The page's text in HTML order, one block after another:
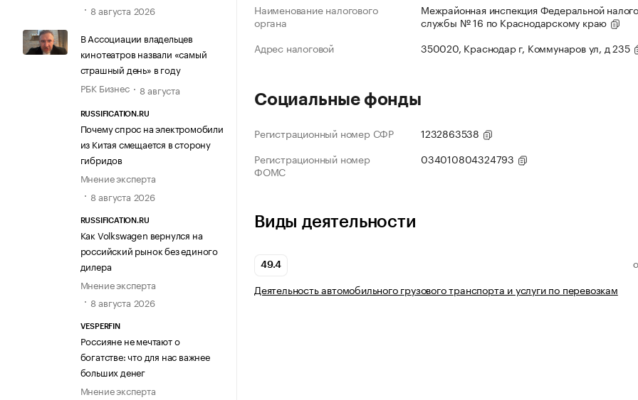
8 августа 2026
В Ассоциации владельцев
кинотеатров назвали «самый
страшный день» в году
РБК Бизнес
8 августа
RUSSIFICATION.RU
Почему спрос на электромобили
из Китая смещается в сторону
гибридов
Мнение эксперта
8 августа 2026
RUSSIFICATION.RU
Как Volkswagen вернулся на
российский рынок без единого
дилера
Мнение эксперта
8 августа 2026
VESPERFIN
Россияне не мечтают о
богатстве: что для нас важнее
больших денег
Мнение эксперта
Наименование налогового
органа
Межрайонная инспекция Федеральной
службы № 16 по Краснодарскому краю
Адрес налоговой
350020, Краснодар г, Коммунаров ул, д 235
Социальные фонды
Регистрационный номер СФР
1232863538
Регистрационный номер
ФОМС
034010804324793
Виды деятельности
49.4
Деятельность автомобильного грузового транспорта и услуги по перевозкам